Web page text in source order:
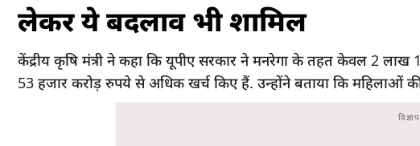
लेकर ये बदलाव भी शामिल
केंद्रीय कृषि मंत्री ने कहा कि यूपीए सरकार ने मनरेगा के तहत केवल 2
53 हजार करोड़ रुपये से अधिक खर्च किए हैं. उन्होंने बताया कि महिलाओं